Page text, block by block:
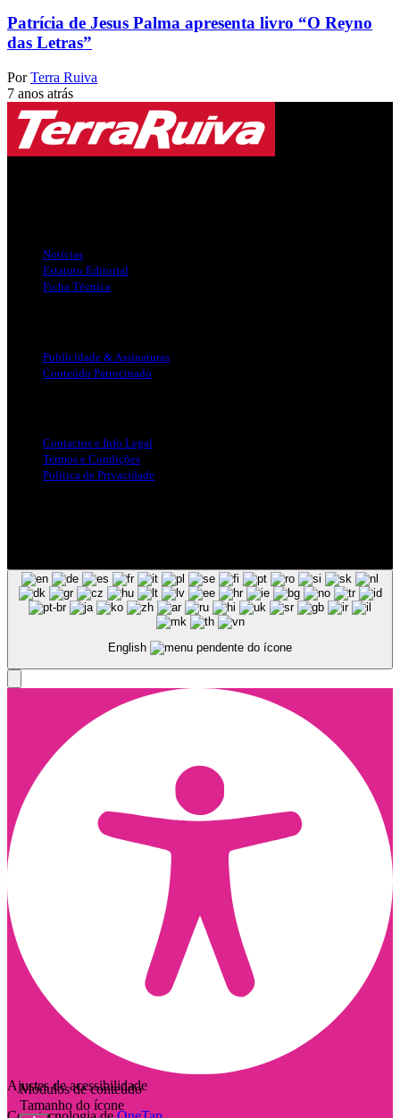
Patrícia de Jesus Palma apresenta livro “O Reyno
das Letras”
Por Terra Ruiva
7 anos atrás
Notícias
Estatuto Editorial
Ficha Técnica
Publicidade & Assinaturas
Conteúdo Patrocinado
Contactos e Info Legal
Termos e Condições
Politica de Privacidade
English
Ajustes de acessibilidade
Módulos de conteúdo
Tamanho do ícone